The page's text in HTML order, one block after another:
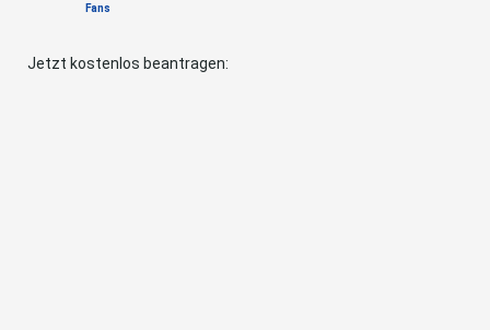
Fans
Jetzt kostenlos beantragen: